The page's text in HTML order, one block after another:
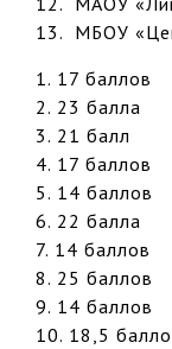
13. МБОУ
1. 17
2. 23
3. 21 балл
4. 17
5. 14
6. 22
7. 14
8. 25
9. 14
10. 18,5